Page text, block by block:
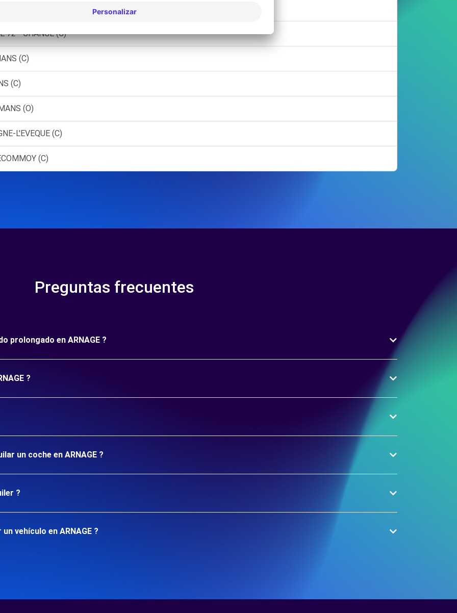
72 - CHANGE (C)
(C)
(C)
(O)
L'EVEQUE (C)
(C)
Preguntas frecuentes
prolongado en ARNAGE ?
?
un coche en ARNAGE ?
?
vehículo en ARNAGE ?